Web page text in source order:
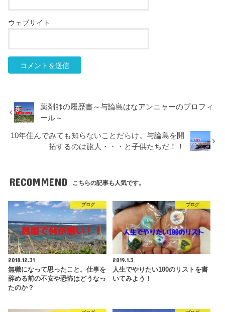
ウェブサイト
薬剤師の履歴書～与論島はなアンニャーのプロフィ
ール～
10年住んでみても知らないことだらけ。与論島を開
拓するのは旅人・・・と子供たちだ！！
RECOMMEND こちらの記事も人気です。
ブログ
2018.12.31
無職になって思ったこと。仕事を
辞める前の不安や恐怖はどうなっ
たのか？
ブログ
2019.1.3
人生でやりたい100のリストを書
いてみよう！